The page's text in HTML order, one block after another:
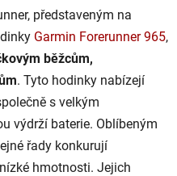
představeným na
Garmin Forerunner 965,
běžcům,
. Tyto hodinky nabízejí
s velkým
výdrží baterie. Oblíbeným
řady konkurují
hmotnosti. Jejich